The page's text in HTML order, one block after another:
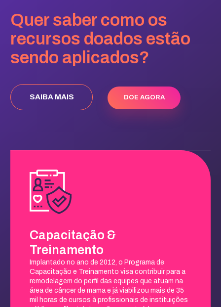
Quer saber como os
recursos doados estão
sendo aplicados?
SAIBA MAIS DOE AGORA
Capacitação &
Treinamento
Implantado no ano de 2012, o Programa de
Capacitação e Treinamento visa contribuir para a
remodelagem do perfil das equipes que atuam na
área de câncer de mama e já viabilizou mais de 35
mil horas de cursos à profissionais de instituições